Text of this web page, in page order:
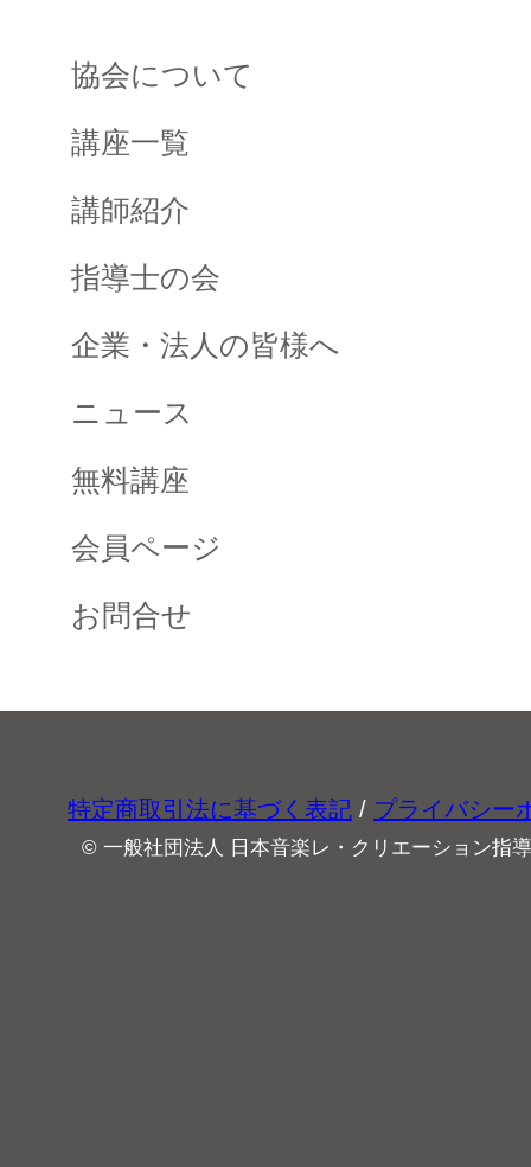
協会について
講座一覧
講師紹介
指導士の会
企業・法人の皆様へ
ニュース
無料講座
会員ページ
お問合せ
特定商取引法に基づく表記 / プライバシー
© 一般社団法人 日本音楽レ・クリエーション指